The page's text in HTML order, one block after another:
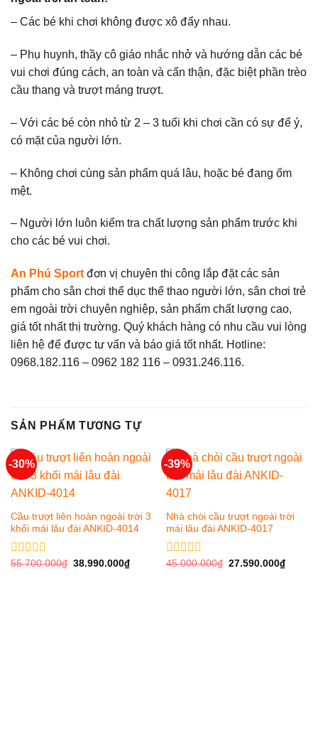
– Các bé khi chơi không được xô đẩy nhau.
– Phụ huynh, thầy cô giáo nhắc nhở và hướng dẫn các bé
vui chơi đúng cách, an toàn và cẩn thận, đặc biệt phần trèo
cầu thang và trượt máng trượt.
– Với các bé còn nhỏ từ 2 – 3 tuổi khi chơi cần có sự để ý,
có mặt của người lớn.
– Không chơi cùng sản phẩm quá lâu, hoặc bé đang ốm
mệt.
– Người lớn luôn kiểm tra chất lượng sản phẩm trước khi
cho các bé vui chơi.
An Phú Sport đơn vị chuyên thi công lắp đặt các sản
phẩm cho sân chơi thể dục thể thao người lớn, sân chơi trẻ
em ngoài trời chuyên nghiệp, sản phẩm chất lượng cao,
giá tốt nhất thị trường. Quý khách hàng có nhu cầu vui lòng
liên hệ để được tư vấn và báo giá tốt nhất. Hotline:
0968.182.116 – 0962 182 116 – 0931.246.116.
SẢN PHẨM TƯƠNG TỰ
-30%
Cầu trượt liên hoàn ngoài trời 3
khối mái lâu đài ANKID-4014
Được
55.700.000₫ 38.990.000₫
-39%
Nhà chòi cầu trượt ngoài trời
mái lâu đài ANKID-4017
Được
45.000.000₫ 27.590.000₫